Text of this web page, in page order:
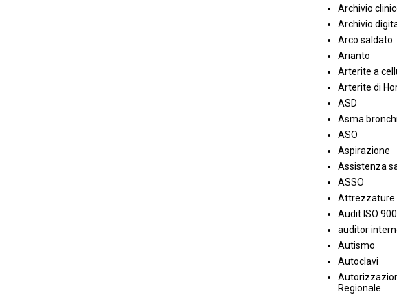
Archivio
Archivio
Arco saldato
Arianto
Arterite a
Arterite di
ASD
Asma
ASO
Aspirazione
Assistenza
ASSO
Attrezzature
Audit ISO
auditor
Autismo
Autoclavi
Regionale